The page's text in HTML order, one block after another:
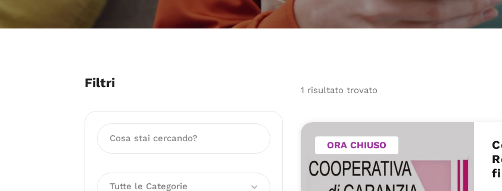
Filtri
Tutte le Categorie
1 risultato trovato
ORA CHIUSO